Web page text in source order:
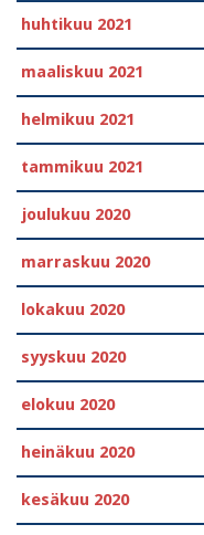
huhtikuu 2021
maaliskuu 2021
helmikuu 2021
tammikuu 2021
joulukuu 2020
marraskuu 2020
lokakuu 2020
syyskuu 2020
elokuu 2020
heinäkuu 2020
kesäkuu 2020